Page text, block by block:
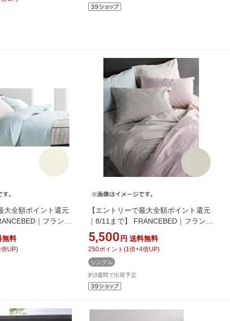
大全額ポイント還元
｜フランス
ドシングルサイズ
キナリ) フラ
無料
倍UP)
【エントリーで最大全額ポイント還元
｜8/11まで】 FRANCEBED｜フランス
ベッド 【ボックスシーツ】エッフェ
スタンダード シングルサイズ(綿
100%/97×195×35cm/ベージュ) フラン
スベッド
5,500 円 送料無料
250ポイント (1 倍+4倍UP)
シングル
約3週間で出荷予定